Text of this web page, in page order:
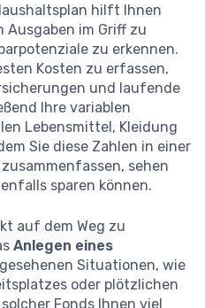
hilft Ihnen
im Griff zu
zu erkennen.
Kosten zu erfassen,
und laufende
Ihre variablen
Lebensmittel, Kleidung
Sie diese Zahlen in einer
sehen
sparen können.
auf dem Weg zu
Anlegen eines
Situationen, wie
oder plötzlichen
Fonds Ihnen viel